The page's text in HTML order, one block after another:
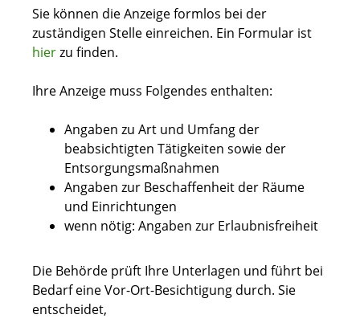
Sie können die Anzeige formlos bei der
zuständigen Stelle einreichen. Ein Formular ist
hierzu finden.
Ihre Anzeige muss Folgendes enthalten:
Angaben zu Art und Umfang der
beabsichtigten Tätigkeiten sowie der
Entsorgungsmaßnahmen
Angaben zur Beschaffenheit der Räume
und Einrichtungen
wenn nötig: Angaben zur Erlaubnisfreiheit
Die Behörde prüft Ihre Unterlagen und führt bei
Bedarf eine Vor-Ort-Besichtigung durch. Sie
entscheidet,